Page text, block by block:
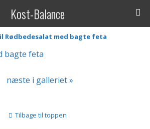
Kost-Balance
Rødbedesalat med bagte feta
næste i galleriet »
Tilbage til toppen